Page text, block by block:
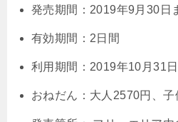
発売期間：2019年9月30日
有効期間：2日間
利用期間：2019年10月31
おねだん：大人2570円、子